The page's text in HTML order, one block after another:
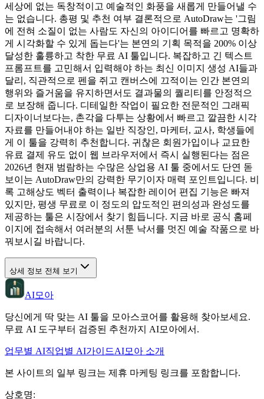
세상에 없는 독창적이고 예술적인 화풍을 새롭게 만들어낼 수
는 없습니다. 총평 및 추천 여부 결론적으로 AutoDraw는 '그림
에 전혀 소질이 없는 사람도 자신의 아이디어를 빠르고 명확하
게 시각화할 수 있게 돕는다'는 본연의 기획 목적을 200% 이상
달성한 훌륭하고 착한 무료 AI 툴입니다. 복잡하고 긴 텍스트
프롬프트를 고민해서 입력해야 하는 최신 이미지 생성 AI들과
달리, 직관적으로 펜을 쥐고 캔버스에 끄적이는 인간 본연의
행위와 즐거움을 유지하면서도 결과물의 퀄리티를 안정적으
로 보장해 줍니다. 디테일한 작업이 필요한 전문적인 그래픽
디자이너보다는, 촌각을 다투는 상황에서 빠르고 깔끔한 시각
자료를 만들어내야 하는 일반 직장인, 마케터, 교사, 학생들에
게 이 툴을 강력히 추천합니다. 귀찮은 회원가입이나 교묘한
유료 결제 유도 없이 웹 브라우저에서 즉시 실행된다는 점은
2026년 현재 범람하는 수많은 상업용 AI 툴 중에서도 단연 돋
보이는 AutoDraw만의 강력한 무기이자 매력 포인트입니다. 비
록 고해상도 벡터 출력이나 복잡한 레이어 편집 기능은 빠져
있지만, 평생 무료로 이 정도의 압도적인 편의성과 완성도를
제공하는 툴은 시장에서 찾기 힘듭니다. 지금 바로 공식 홈페
이지에 접속해서 여러분의 서툰 낙서를 멋진 예술 작품으로 바
꿔보시길 바랍니다.
상세 정보 전체 보기
AI모아
당신에게 딱 맞는 AI 툴을 모아스코어를 활용해 찾아보세요.
무료 AI 도구부터 검증된 추천까지 AI모아에서.
업무별 AI직업별 AI가이드AI모아 소개
본 사이트의 일부 링크는 제휴 마케팅 링크를 포함합니다.
상호명: